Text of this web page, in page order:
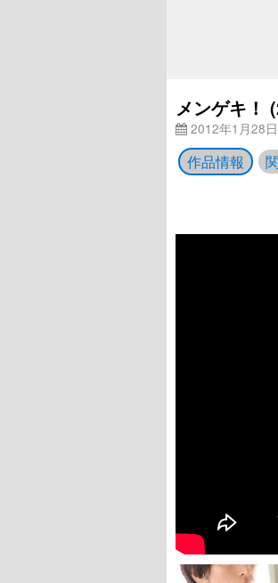
メンゲキ！
2012年1月28
作品情報